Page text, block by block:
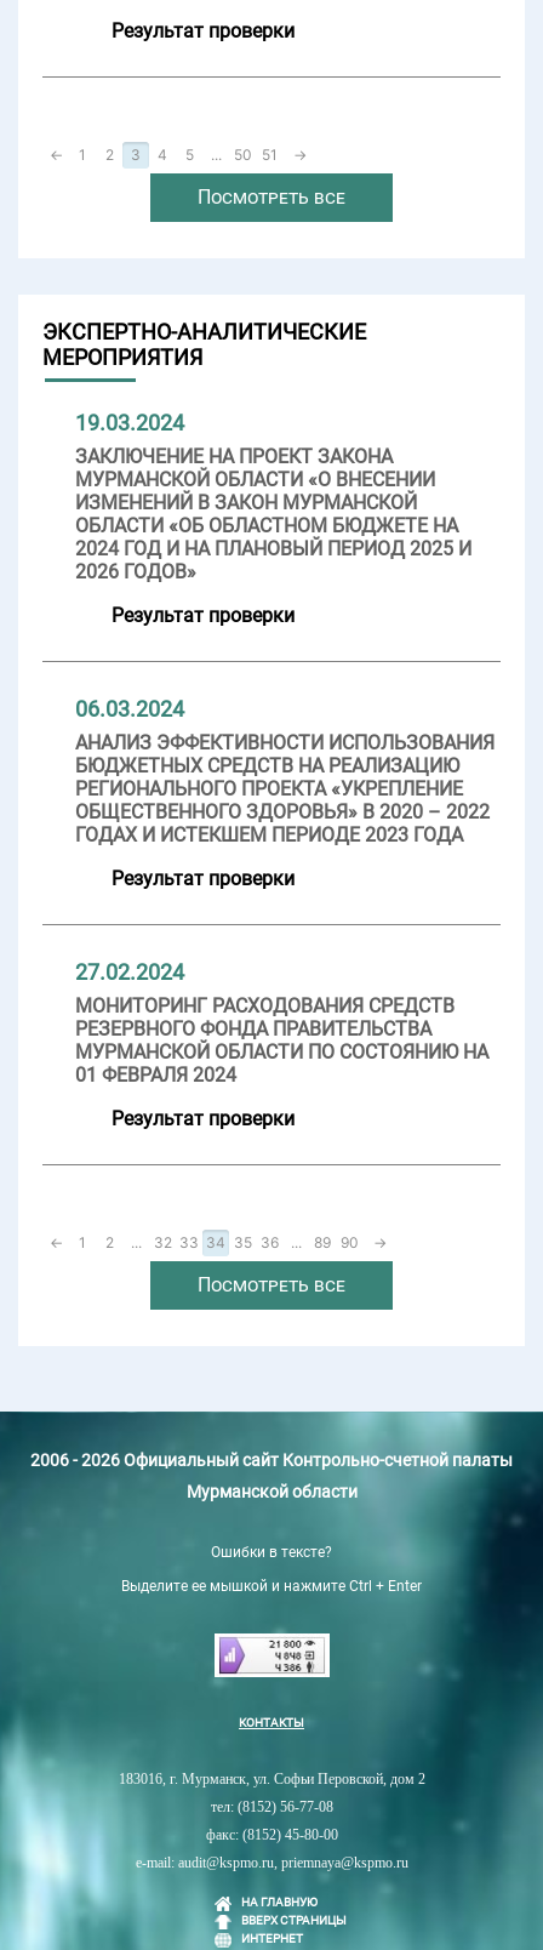
Результат проверки
← 1 2 3 4 5 ... 50 51 →
Посмотреть все
ЭКСПЕРТНО-АНАЛИТИЧЕСКИЕ
МЕРОПРИЯТИЯ
19.03.2024
ЗАКЛЮЧЕНИЕ НА ПРОЕКТ ЗАКОНА
МУРМАНСКОЙ ОБЛАСТИ «О ВНЕСЕНИИ
ИЗМЕНЕНИЙ В ЗАКОН МУРМАНСКОЙ
ОБЛАСТИ «ОБ ОБЛАСТНОМ БЮДЖЕТЕ НА
2024 ГОД И НА ПЛАНОВЫЙ ПЕРИОД 2025 И
2026 ГОДОВ»
Результат проверки
06.03.2024
АНАЛИЗ ЭФФЕКТИВНОСТИ ИСПОЛЬЗОВАНИЯ
БЮДЖЕТНЫХ СРЕДСТВ НА РЕАЛИЗАЦИЮ
РЕГИОНАЛЬНОГО ПРОЕКТА «УКРЕПЛЕНИЕ
ОБЩЕСТВЕННОГО ЗДОРОВЬЯ» В 2020 – 2022
ГОДАХ И ИСТЕКШЕМ ПЕРИОДЕ 2023 ГОДА
Результат проверки
27.02.2024
МОНИТОРИНГ РАСХОДОВАНИЯ СРЕДСТВ
РЕЗЕРВНОГО ФОНДА ПРАВИТЕЛЬСТВА
МУРМАНСКОЙ ОБЛАСТИ ПО СОСТОЯНИЮ НА
01 ФЕВРАЛЯ 2024
Результат проверки
← 1 2 ... 32 33 34 35 36 ... 89 90 →
Посмотреть все
2006 - 2026 Официальный сайт Контрольно-счетной палаты
Мурманской области
Ошибки в тексте?
Выделите ее мышкой и нажмите Ctrl + Enter
КОНТАКТЫ
183016, г. Мурманск, ул. Софьи Перовской, дом 2
тел: (8152) 56-77-08
факс: (8152) 45-80-00
e-mail: audit@kspmo.ru, priemnaya@kspmo.ru
НА ГЛАВНУЮ
ВВЕРХ СТРАНИЦЫ
ИНТЕРНЕТ